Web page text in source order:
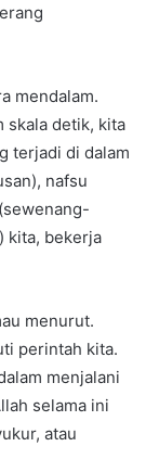
mendalam.
skala detik, kita
terjadi di dalam
nafsu
kita, bekerja
menurut.
perintah kita.
menjalani
selama ini
atau